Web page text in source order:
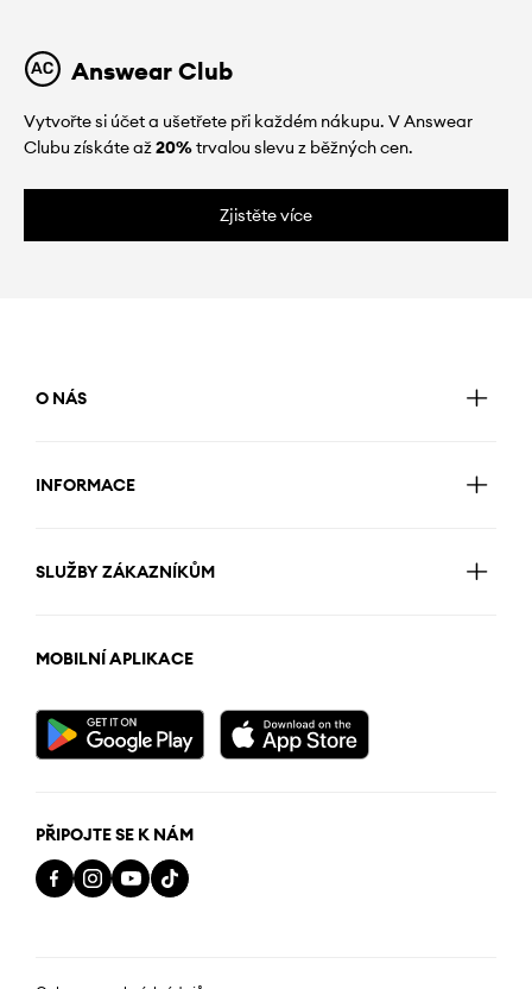
Answear Club
Vytvořte si účet a ušetřete při každém nákupu. V Answear
Clubu získáte až20%trvalou slevu z běžných cen.
Zjistěte více
O NÁS
INFORMACE
SLUŽBY ZÁKAZNÍKŮM
MOBILNÍ APLIKACE
PŘIPOJTE SE K NÁM